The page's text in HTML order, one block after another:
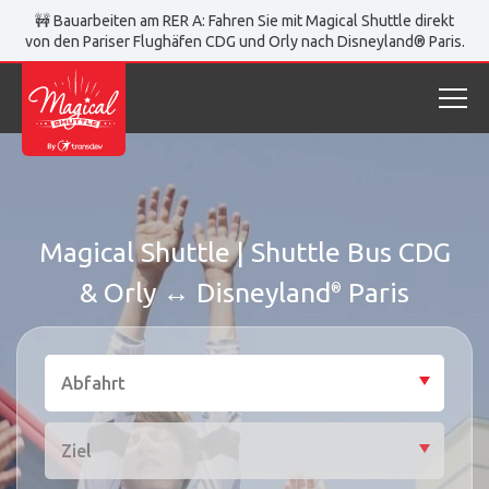
🚧 Bauarbeiten am RER A: Fahren Sie mit Magical Shuttle direkt
von den Pariser Flughäfen CDG und Orly nach Disneyland® Paris.
Magical Shuttle | Shuttle Bus CDG
& Orly ↔ Disneyland ® Paris
Abfahrt
Abfahrt
Select
Ziel
Ziel